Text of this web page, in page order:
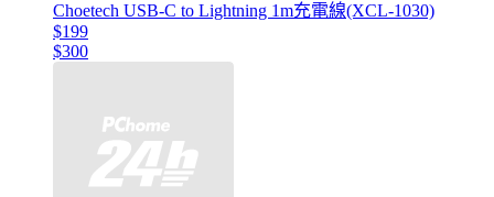
Choetech USB-C to Lightning 1m充電線(XCL-1030)
$199
$300